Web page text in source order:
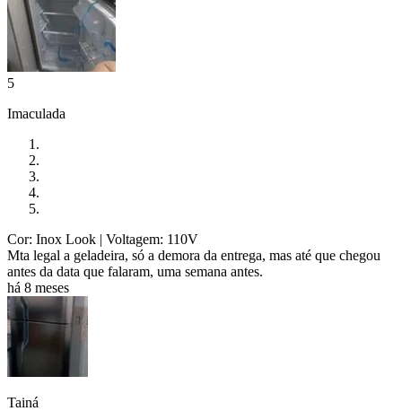
5
Imaculada
Cor: Inox Look | Voltagem: 110V
Mta legal a geladeira, só a demora da entrega, mas até que chegou
antes da data que falaram, uma semana antes.
há 8 meses
Tainá